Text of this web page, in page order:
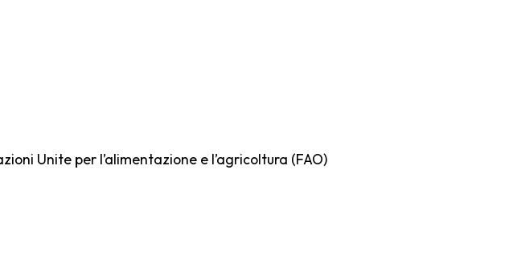
Unite per l’alimentazione e l’agricoltura (FAO)